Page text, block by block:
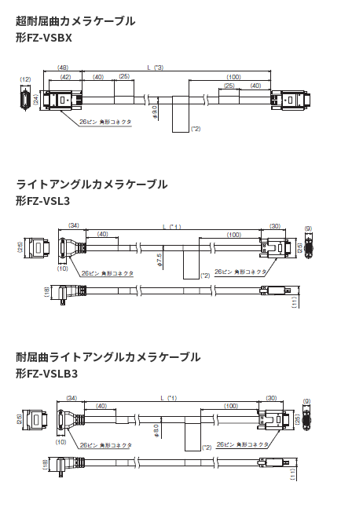
超耐屈曲カメラケーブル
形FZ-VSBX
ライトアングルカメラケーブル
形FZ-VSL3
耐屈曲ライトアングルカメラケーブル
形FZ-VSLB3